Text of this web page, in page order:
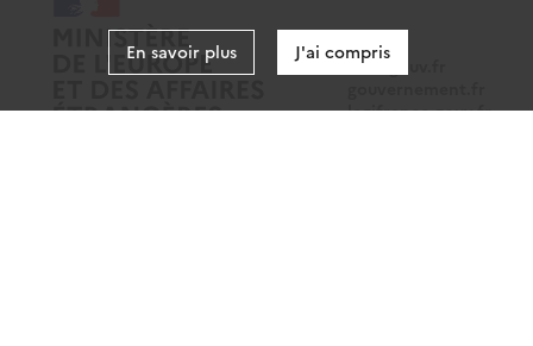
data.gouv.fr
legifrance.gouv.fr
En savoir plus J'ai compris